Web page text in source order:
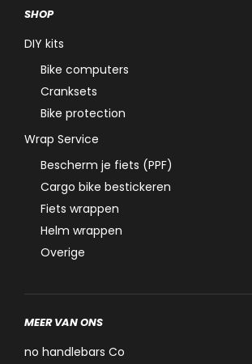
SHOP
DIY kits
Bike computers
Cranksets
Bike protection
Wrap Service
Bescherm je fiets (PPF)
Cargo bike bestickeren
Fiets wrappen
Helm wrappen
Overige
MEER VAN ONS
no handlebars Co